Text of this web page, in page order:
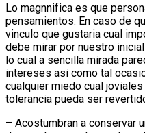
Lo magnnifica es que
pensamientos. En caso de
vinculo que gustaria cual
debe mirar por nuestro
lo cual a sencilla mirada
intereses asi­ como tal
cualquier miedo cual
tolerancia pueda ser
– Acostumbran a conservar